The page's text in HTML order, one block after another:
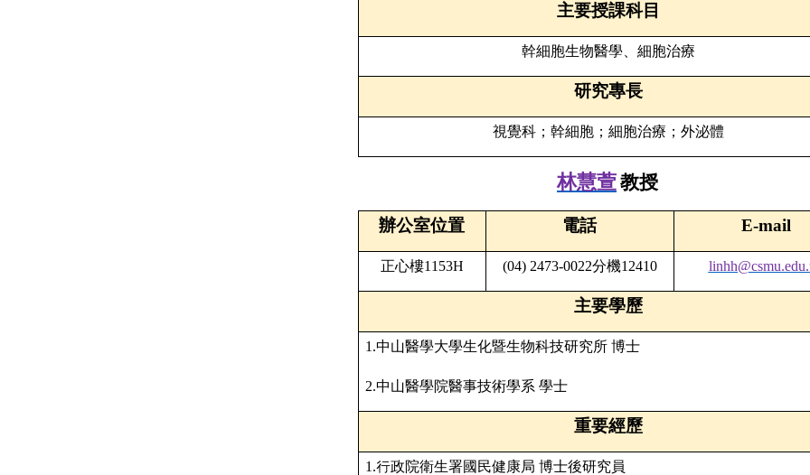
主要授課科目
幹細胞生物醫學、細胞治療
研究專長
視覺科； 幹細胞； 細胞治療 ； 外泌體
林慧萱教授
辦公室位置 電話 E-mail
正心樓1153H (04) 2473-0022分機12410
主要學歷
1.中山醫學大學生化暨生物科技研究所 博士
2.中山醫學院醫事技術學系 學士
重要經歷
1.行政院衛生署國民健康局 博士後研究員